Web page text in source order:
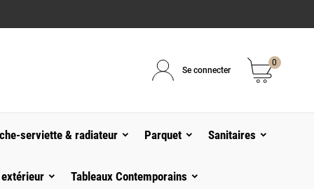
Se connecter
0
serviette & radiateur Parquet Sanitaires
Tableaux Contemporains